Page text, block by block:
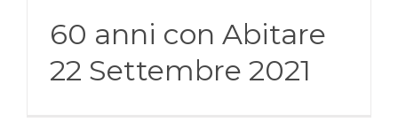
60 anni con Abitare
22 Settembre 2021